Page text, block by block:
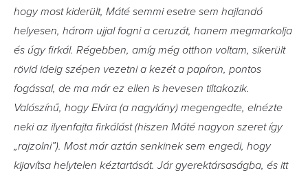
hogy most kiderült, Máté semmi esetre sem hajlandó
helyesen, három ujjal fogni a ceruzát, hanem megmarkolja
és úgy firkál. Régebben, amíg még otthon voltam, sikerült
rövid ideig szépen vezetni a kezét a papíron, pontos
fogással, de ma már ez ellen is hevesen tiltakozik.
Valószínű, hogy Elvira (a nagylány) megengedte, elnézte
neki az ilyenfajta firkálást (hiszen Máté nagyon szeret így
„rajzolni”). Most már aztán senkinek sem engedi, hogy
kijavítsa helytelen kéztartását. Jár gyerektársaságba, és itt